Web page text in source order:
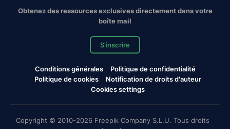
Obtenez des ressources exclusives directement dans votre
boîte mail
S'inscrire
Conditions générales
Politique de confidentialité
Politique de cookies
Notification de droits d'auteur
Cookies settings
Copyright © 2010-2026 Freepik Company S.L.U. Tous droits